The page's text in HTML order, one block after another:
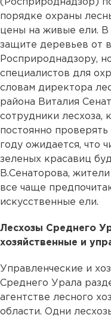
(Росприроднадзор)
порядке охраны
цены на живые ели. В
защите деревьев от
Росприроднадзору,
специалистов для
словам директора
района Виталия
сотрудники лесхоза,
постоянно
году ожидается, что
зеленых красавиц
В.Сенаторова,
все чаще
искусственные ели.
Лесхозы Среднего
хозяйственные и
Управленческие и
Среднего Урала
агентстве лесного
области. Одни